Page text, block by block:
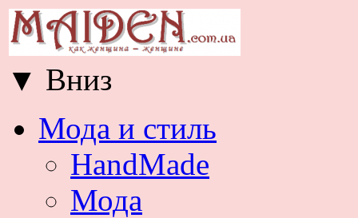
▼ Вниз
Мода и стиль
HandMade
Мода